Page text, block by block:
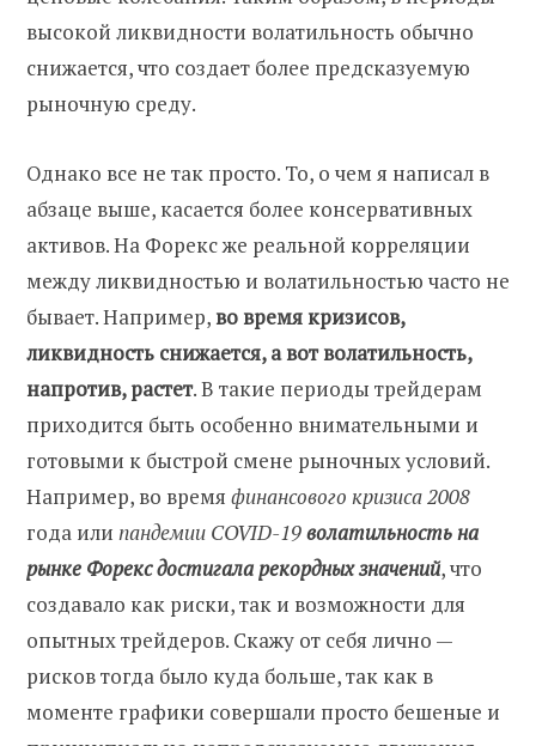
высокой ликвидности волатильность обычно
снижается, что создает более предсказуемую
рыночную среду.
Однако все не так просто. То, о чем я написал в
абзаце выше, касается более консервативных
активов. На Форекс же реальной корреляции
между ликвидностью и волатильностью часто не
бывает. Например,во время кризисов,
ликвидность снижается, а вот волатильность,
напротив, растет. В такие периоды трейдерам
приходится быть особенно внимательными и
готовыми к быстрой смене рыночных условий.
Например, во время финансового кризиса 2008
года или пандемии COVID-19волатильность на
рынке Форекс достигала рекордных значений, что
создавало как риски, так и возможности для
опытных трейдеров. Скажу от себя лично —
рисков тогда было куда больше, так как в
моменте графики совершали просто бешеные и